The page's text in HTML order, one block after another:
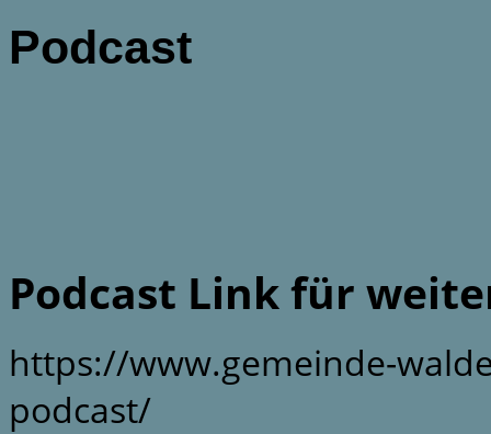
Podcast
Podcast Link für
https://www.gemeinde-
podcast/